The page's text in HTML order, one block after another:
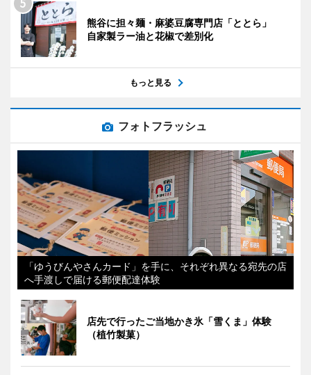
熊谷に担々麺・麻婆豆腐専門店「ととら」
自家製ラー油と花椒で差別化
もっと見る
フォトフラッシュ
「ゆうびんやさんカード」を手に、それぞれ異なる宛先の店
へ手渡しで届ける郵便配達体験
店先で行ったご当地かき氷「雪くま」体験
（植竹製菓）